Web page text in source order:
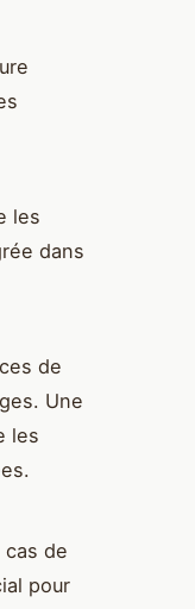
les
dans
de
Une
les
de
pour